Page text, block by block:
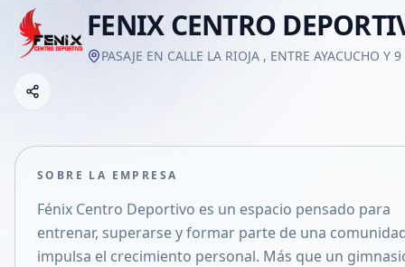
FENIX CENTRO
PASAJE EN CALLE LA RIOJA , ENTRE AYACUCHO Y
Compartir empresa
Compartir en X
SOBRE LA EMPRESA
Fénix Centro Deportivo es un espacio pensado para
entrenar, superarse y formar parte de una
impulsa el crecimiento personal. Más que un